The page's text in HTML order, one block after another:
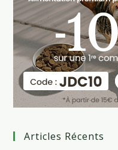
Articles Récents